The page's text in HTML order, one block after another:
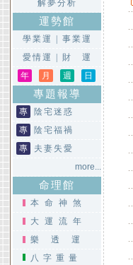
解夢分析
運勢館
學業運
事業運
愛情運
財 運
年
月 週 日
專題報導
專
陰宅迷惑
專
陰宅福禍
專
夫妻失愛
more...
命理館
本命神煞
大運流年
樂透運
八字重量